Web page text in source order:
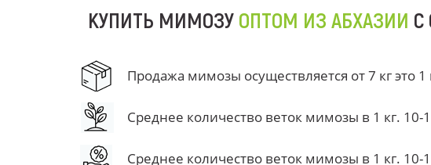
КУПИТЬ МИМОЗУ ОПТОМ ИЗ АБХАЗИИ С
Продажа мимозы осуществляется от 7 кг это 1
Среднее количество веток мимозы в 1 кг. 10-
Среднее количество веток мимозы в 1 кг. 10-